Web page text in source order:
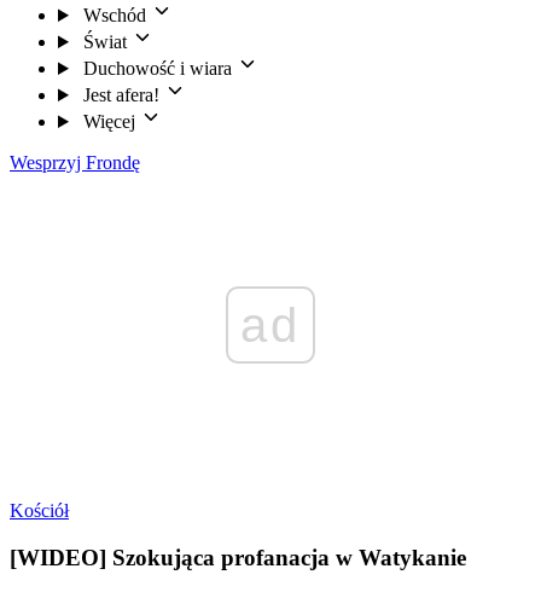
Wschód
Świat
Duchowość i wiara
Jest afera!
Więcej
Wesprzyj Frondę
ad
Kościół
[WIDEO] Szokująca profanacja w Watykanie